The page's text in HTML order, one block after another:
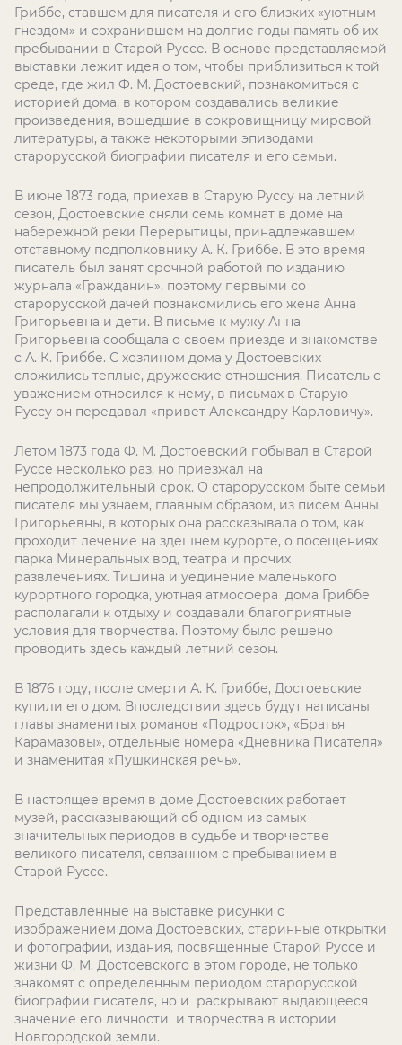
Гриббе, ставшем для писателя и его близких «уютным
гнездом» и сохранившем на долгие годы память об их
пребывании в Старой Руссе. В основе представляемой
выставки лежит идея о том, чтобы приблизиться к той
среде, где жил Ф. М. Достоевский, познакомиться с
историей дома, в котором создавались великие
произведения, вошедшие в сокровищницу мировой
литературы, а также некоторыми эпизодами
старорусской биографии писателя и его семьи.
В июне 1873 года, приехав в Старую Руссу на летний
сезон, Достоевские сняли семь комнат в доме на
набережной реки Перерытицы, принадлежавшем
отставному подполковнику А. К. Гриббе. В это время
писатель был занят срочной работой по изданию
журнала «Гражданин», поэтому первыми со
старорусской дачей познакомились его жена Анна
Григорьевна и дети. В письме к мужу Анна
Григорьевна сообщала о своем приезде и знакомстве
с А. К. Гриббе. С хозяином дома у Достоевских
сложились теплые, дружеские отношения. Писатель с
уважением относился к нему, в письмах в Старую
Руссу он передавал «привет Александру Карловичу».
Летом 1873 года Ф. М. Достоевский побывал в Старой
Руссе несколько раз, но приезжал на
непродолжительный срок. О старорусском быте семьи
писателя мы узнаем, главным образом, из писем Анны
Григорьевны, в которых она рассказывала о том, как
проходит лечение на здешнем курорте, о посещениях
парка Минеральных вод, театра и прочих
развлечениях. Тишина и уединение маленького
курортного городка, уютная атмосфера дома Гриббе
располагали к отдыху и создавали благоприятные
условия для творчества. Поэтому было решено
проводить здесь каждый летний сезон.
В 1876 году, после смерти А. К. Гриббе, Достоевские
купили его дом. Впоследствии здесь будут написаны
главы знаменитых романов «Подросток», «Братья
Карамазовы», отдельные номера «Дневника Писателя»
и знаменитая «Пушкинская речь».
В настоящее время в доме Достоевских работает
музей, рассказывающий об одном из самых
значительных периодов в судьбе и творчестве
великого писателя, связанном с пребыванием в
Старой Руссе.
Представленные на выставке рисунки с
изображением дома Достоевских, старинные открытки
и фотографии, издания, посвященные Старой Руссе и
жизни Ф. М. Достоевского в этом городе, не только
знакомят с определенным периодом старорусской
биографии писателя, но и раскрывают выдающееся
значение его личности и творчества в истории
Новгородской земли.